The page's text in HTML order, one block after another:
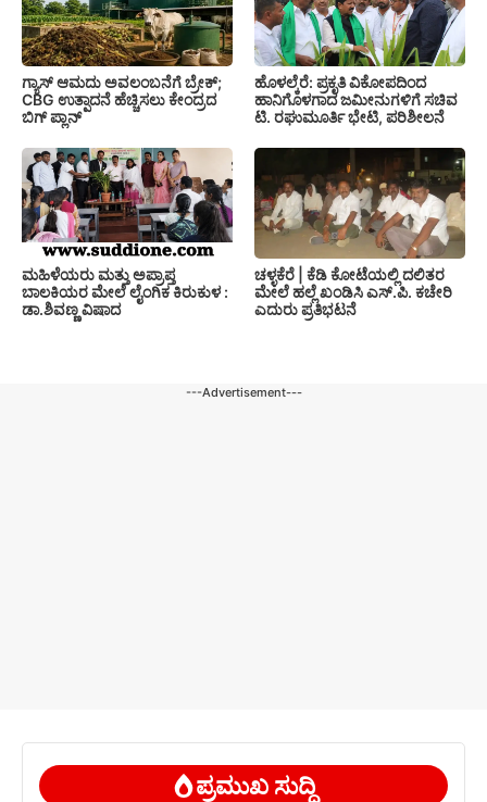
ಗ್ಯಾಸ್ ಆಮದು ಅವಲಂಬನೆಗೆ ಬ್ರೇಕ್;
CBG ಉತ್ಪಾದನೆ ಹೆಚ್ಚಿಸಲು ಕೇಂದ್ರದ
ಬಿಗ್ ಪ್ಲಾನ್
ಹೊಳಲ್ಕೆರೆ: ಪ್ರಕೃತಿ ವಿಕೋಪದಿಂದ
ಹಾನಿಗೊಳಗಾದ ಜಮೀನುಗಳಿಗೆ ಸಚಿವ
ಟಿ. ರಘುಮೂರ್ತಿ ಭೇಟಿ, ಪರಿಶೀಲನೆ
ಮಹಿಳೆಯರು ಮತ್ತು ಅಪ್ರಾಪ್ತ
ಬಾಲಕಿಯರ ಮೇಲೆ ಲೈಂಗಿಕ ಕಿರುಕುಳ :
ಡಾ.ಶಿವಣ್ಣ ವಿಷಾದ
ಚಳ್ಳಕೆರೆ | ಕೆಡಿ ಕೋಟೆಯಲ್ಲಿ ದಲಿತರ
ಮೇಲೆ ಹಲ್ಲೆ ಖಂಡಿಸಿ ಎಸ್.ಪಿ. ಕಚೇರಿ
ಎದುರು ಪ್ರತಿಭಟನೆ
---Advertisement---
ಪ್ರಮುಖ ಸುದ್ದಿ